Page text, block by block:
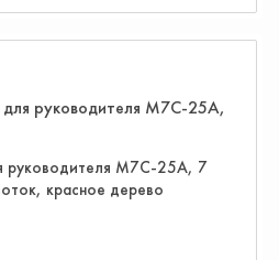
руководителя M7C-25A, 7
красное дерево